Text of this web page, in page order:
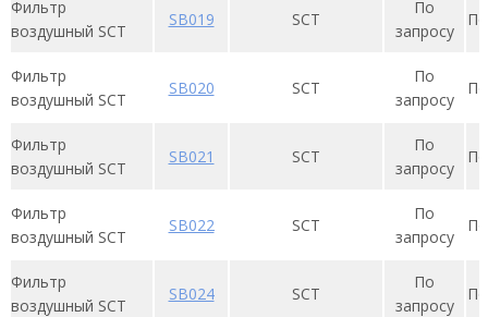
Фильтр
воздушный SCT
SB019 SСT
По
запросу
Фильтр
воздушный SCT
SB020 SСT
По
запросу
Фильтр
воздушный SCT
SB021 SСT
По
запросу
Фильтр
воздушный SCT
SB022 SСT
По
запросу
Фильтр
воздушный SCT
SB024 SСT
По
запросу